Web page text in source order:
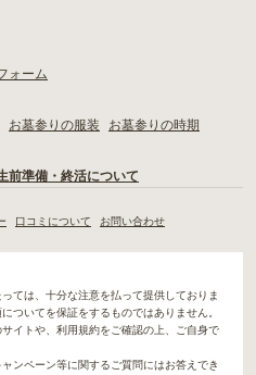
ォーム
お墓参りの服装
お墓参りの時期
前準備・終活について
口コミについて お問い合わせ
ては、十分な注意を払って提供しておりま
ついてを保証をするものではありません。
イトや、利用規約をご確認の上、ご自身で
ンペーン等に関するご質問にはお答えでき